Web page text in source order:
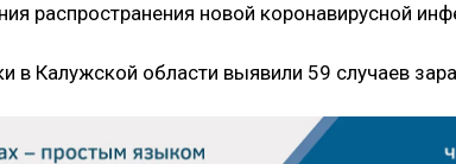
распространения новой коронавирусной
в Калужской области выявили 59 случаев